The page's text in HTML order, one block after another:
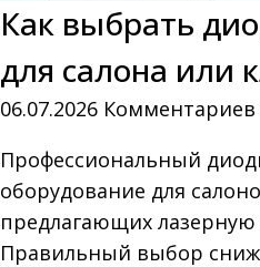
Как выбрать
для салона или
06.07.2026 Комментариев
Профессиональный
оборудование для
предлагающих
Правильный выбор